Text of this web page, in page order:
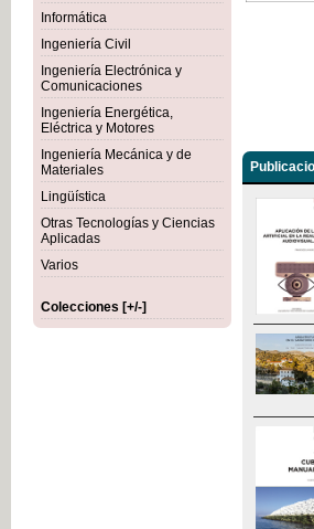
Informática
Ingeniería Civil
Ingeniería Electrónica y
Comunicaciones
Ingeniería Energética,
Eléctrica y Motores
Ingeniería Mecánica y de
Materiales
Lingüística
Otras Tecnologías y Ciencias
Aplicadas
Varios
Colecciones [+/-]